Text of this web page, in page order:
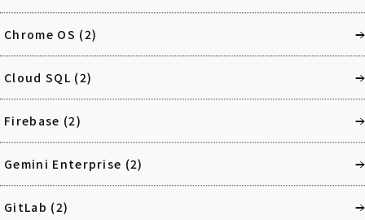
Chrome OS (2)
Cloud SQL (2)
Firebase (2)
Gemini Enterprise (2)
GitLab (2)